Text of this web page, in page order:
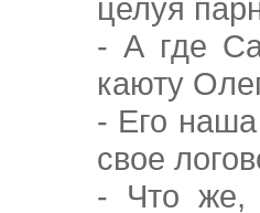
целуя
- А где
каюту
- Его
свое
- Что же,